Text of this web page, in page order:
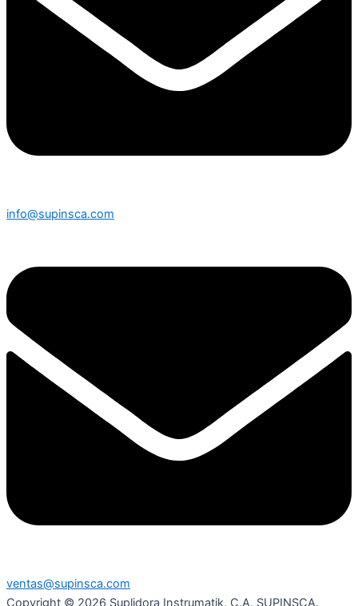
info@supinsca.com
ventas@supinsca.com
Copyright © 2026 Suplidora Instrumatik, C.A. SUPINSCA.